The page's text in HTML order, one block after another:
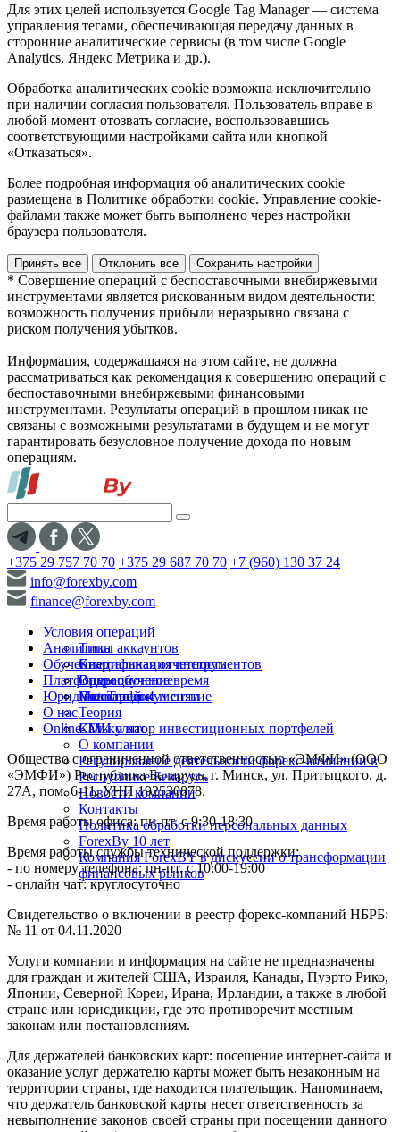
Для этих целей используется Google Tag Manager — система
управления тегами, обеспечивающая передачу данных в
сторонние аналитические сервисы (в том числе Google
Analytics, Яндекс Метрика и др.).
Обработка аналитических cookie возможна исключительно
при наличии согласия пользователя. Пользователь вправе в
любой момент отозвать согласие, воспользовавшись
соответствующими настройками сайта или кнопкой
«Отказаться».
Более подробная информация об аналитических cookie
размещена в Политике обработки cookie. Управление cookie-
файлами также может быть выполнено через настройки
браузера пользователя.
Принять все Отклонить все Сохранить настройки
* Совершение операций с беспоставочными внебиржевыми
инструментами является рискованным видом деятельности:
возможность получения прибыли неразрывно связана с
риском получения убытков.
Информация, содержащаяся на этом сайте, не должна
рассматриваться как рекомендация к совершению операций с
беспоставочными внебиржевыми финансовыми
инструментами. Результаты операций в прошлом никак не
связаны с возможными результатами в будущем и не могут
гарантировать безусловное получение дохода по новым
операциям.
+375 29 757 70 70 +375 29 687 70 70 +7 (960) 130 37 24
info@forexby.com
finance@forexby.com
Условия операций
Типы аккаунтов
Спецификация инструментов
Операционное время
Пополнение и снятие
Аналитика
Квартальная отчетность
Обучение
Видеообучение
Глоссарий
Теория
Калькулятор инвестиционных портфелей
Платформы
MetaTrader 4
Юридические документы
О нас
СМИ о нас
О компании
Регулирование деятельности форекс-компании в
Республике Беларусь
Новости компании
Контакты
Политика обработки персональных данных
ForexBy 10 лет
Компания ForexBY в дискуссии о трансформации
финансовых рынков
Online-TV
Общество с ограниченной ответственностью «ЭМФИ» (ООО
«ЭМФИ») Республика Беларусь, г. Минск, ул. Притыцкого, д.
27А, пом. 6-11. УНП 192530878.
Время работы офиса: пн-пт. с 9:30-18:30
Время работы службы технической поддержки:
- по номеру телефона: пн-пт. с 10:00-19:00
- онлайн чат: круглосуточно
Свидетельство о включении в реестр форекс-компаний НБРБ:
№ 11 от 04.11.2020
Услуги компании и информация на сайте не предназначены
для граждан и жителей США, Израиля, Канады, Пуэрто Рико,
Японии, Северной Кореи, Ирана, Ирландии, а также в любой
стране или юрисдикции, где это противоречит местным
законам или постановлениям.
Для держателей банковских карт: посещение интернет-сайта и
оказание услуг держателю карты может быть незаконным на
территории страны, где находится плательщик. Напоминаем,
что держатель банковской карты несет ответственность за
невыполнение законов своей страны при посещении данного